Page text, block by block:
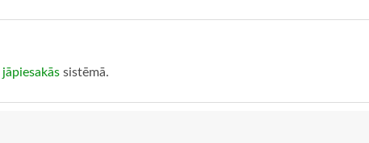
jāpiesakās sistēmā.